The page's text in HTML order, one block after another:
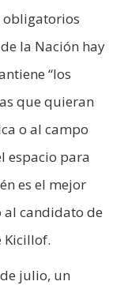
obligatorios
la Nación hay
“los
que quieran
o al campo
espacio para
es el mejor
candidato de
Kicillof.
julio, un